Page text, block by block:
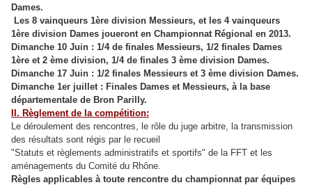
Dames.
Les 8 vainqueurs 1ère division Messieurs, et les 4 vainqueurs
1ère division Dames joueront en Championnat Régional en 2013.
Dimanche 10 Juin : 1/4 de finales Messieurs, 1/2 finales Dames
1ère et 2 ème division, 1/4 de finales 3 ème division Dames.
Dimanche 17 Juin : 1/2 finales Messieurs et 3 ème division Dames.
Dimanche 1er juillet : Finales Dames et Messieurs, à la base
départementale de Bron Parilly.
II. Règlement de la compétition:
Le déroulement des rencontres, le rôle du juge arbitre, la transmission
des résultats sont régis par le recueil
"Statuts et règlements administratifs et sportifs" de la FFT et les
aménagements du Comité du Rhône.
Règles applicables à toute rencontre du championnat par équipes